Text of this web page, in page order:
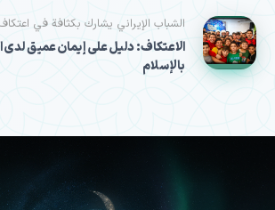
الشباب الإيراني يشارك بكثافة في
الاعتكاف: دليل على إيمان عميق لدى
بالإسلام